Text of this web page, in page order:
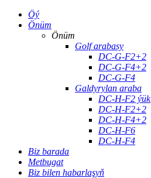
Öý
Önüm
Önüm
Golf arabasy
DC-G-F2+2
DC-G-F4+2
DC-G-F4
Galdyrylan araba
DC-H-F2 ýük
DC-H-F2+2
DC-H-F4+2
DC-H-F6
DC-H-F4
Biz barada
Metbugat
Biz bilen habarlaşyň